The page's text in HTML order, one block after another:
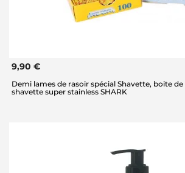
9,90 €
Demi lames de rasoir spécial Shavette, boite de
shavette super stainless SHARK